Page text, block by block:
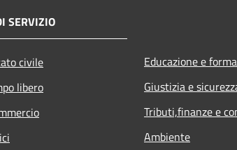
SERVIZIO
civile
libero
Educazione e
Giustizia e
Tributi,finanze e
Ambiente